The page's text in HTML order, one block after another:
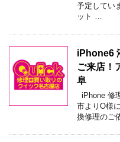
予定してい
ット …
iPhone6
ご来店！
阜
iPhone 修
市よりO様
換修理の